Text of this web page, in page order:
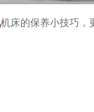
机床的保养小技巧，